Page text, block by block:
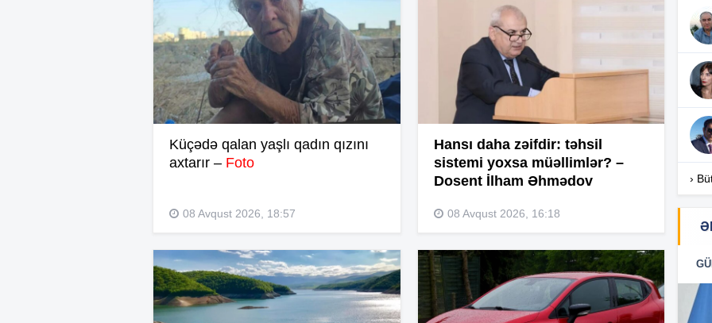
Küçədə qalan yaşlı qadın qızını
axtarır – Foto
08 Avqust 2026, 18:57
Hansı daha zəifdir: təhsil
sistemi yoxsa müəllimlər? –
Dosent İlham Əhmədov
08 Avqust 2026, 16:18
›